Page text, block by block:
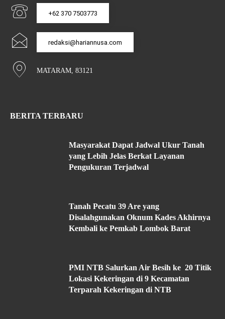
+62 370 7503773
redaksi@hariannusa.com
MATARAM, 83121
BERITA TERBARU
Masyarakat Dapat Jadwal Ukur Tanah
yang Lebih Jelas Berkat Layanan
Pengukuran Terjadwal
Tanah Pecatu 39 Are yang
Disalahgunakan Oknum Kades Akhirnya
Kembali ke Pemkab Lombok Barat
PMI NTB Salurkan Air Besih ke 20 Titik
Lokasi Kekeringan di 9 Kecamatan
Terparah Kekeringan di NTB